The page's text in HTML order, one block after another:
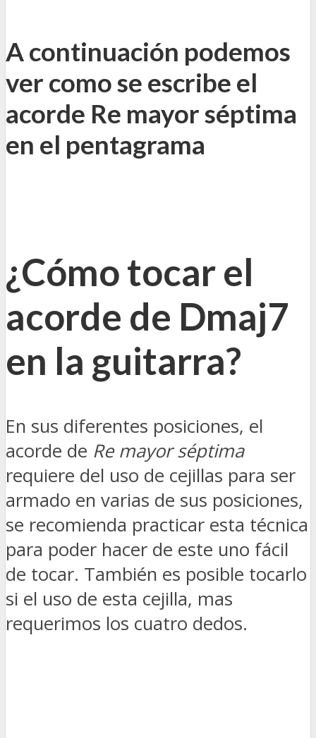
A continuación podemos
ver como se escribe el
acorde Re mayor séptima
en el pentagrama
¿Cómo tocar el
acorde de Dmaj7
en la guitarra?
En sus diferentes posiciones, el
acorde de Re mayor séptima
requiere del uso de cejillas para ser
armado en varias de sus posiciones,
se recomienda practicar esta técnica
para poder hacer de este uno fácil
de tocar. También es posible tocarlo
si el uso de esta cejilla, mas
requerimos los cuatro dedos.